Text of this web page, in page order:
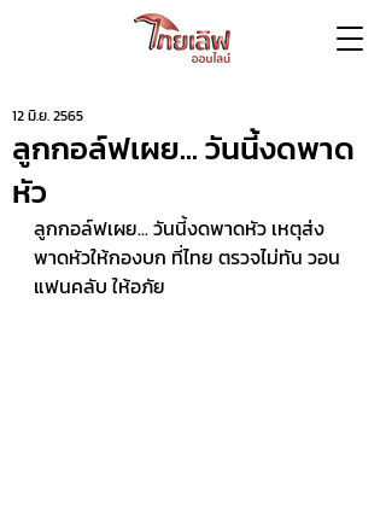
ลูกกอล์ฟเผย... วันนี้งดพาด
หัว
12 มิ.ย. 2565
ลูกกอล์ฟเผย... วันนี้งดพาดหัว เหตุส่ง
พาดหัวให้กองบก ที่ไทย ตรวจไม่ทัน วอน
แฟนคลับ ให้อภัย